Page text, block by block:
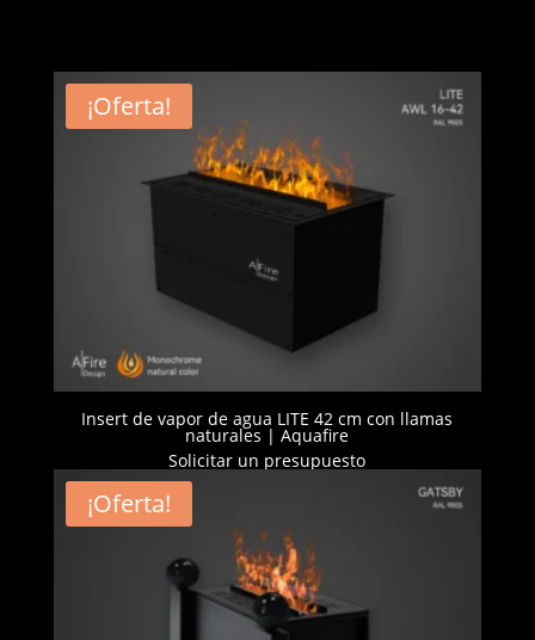
¡Oferta!
Insert de vapor de agua LITE 42 cm con llamas
naturales | Aquafire
Solicitar un presupuesto
¡Oferta!